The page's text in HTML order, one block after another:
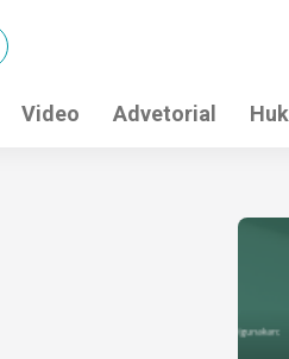
Video Advetorial